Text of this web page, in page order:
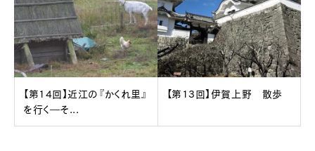
【第14回】近江の『かくれ里』
を行く―そ...
【第13回】伊賀上野 散歩